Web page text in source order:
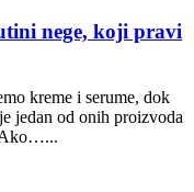
nege, koji pravi
kreme i serume, dok
jedan od onih proizvoda
Ako…...